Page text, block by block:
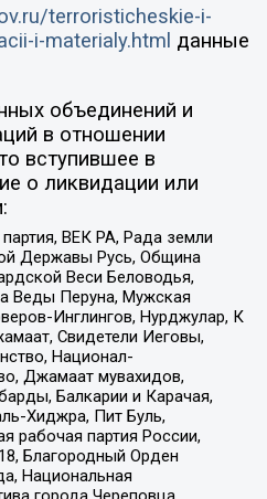
terroristicheskie-i-
i-materialy.html данные
объединений и
в отношении
вступившее в
о ликвидации или
ВЕК РА, Рада земли
Державы Русь, Община
Веси Беловодья,
Веды Перуна, Мужская
Инглингов, Нурджулар, К
Свидетели Иеговы,
Национал-
Джамаат мувахидов,
Балкарии и Карачая,
Хиджра, Пит Буль,
рабочая партия России,
Благородный Орден
Национальная